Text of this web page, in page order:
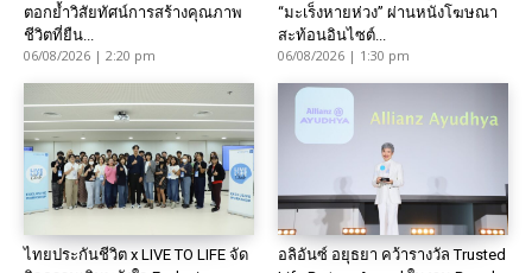
ตอกย้ำวิสัยทัศน์การสร้างคุณภาพ
ชีวิตที่ยืน...
06/08/2026 | 2:20 pm
“มะเร็งหายห่วง” ผ่านหนังโฆษณา
สะท้อนอินไซต์...
06/08/2026 | 1:30 pm
ไทยประกันชีวิต x LIVE TO LIFE จัด
อลิอันซ์ อยุธยา คว้ารางวัล Trusted